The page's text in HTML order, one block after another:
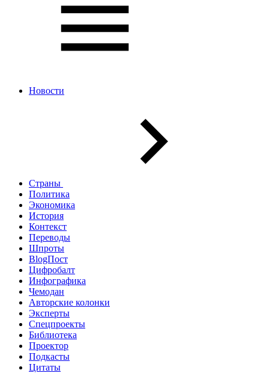
Новости
Страны
Политика
Экономика
История
Контекст
Переводы
Шпроты
BlogПост
Цифробалт
Инфографика
Чемодан
Авторские колонки
Эксперты
Спецпроекты
Библиотека
Проектор
Подкасты
Цитаты